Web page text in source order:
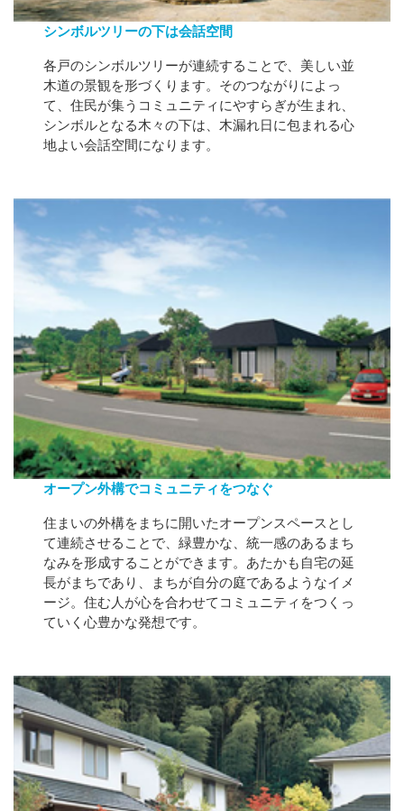
シンボルツリーの下は会話空間
各戸のシンボルツリーが連続することで、美しい並
木道の景観を形づくります。そのつながりによっ
て、住民が集うコミュニティにやすらぎが生まれ、
シンボルとなる木々の下は、木漏れ日に包まれる心
地よい会話空間になります。
オープン外構でコミュニティをつなぐ
住まいの外構をまちに開いたオープンスペースとし
て連続させることで、緑豊かな、統一感のあるまち
なみを形成することができます。あたかも自宅の延
長がまちであり、まちが自分の庭であるようなイメ
ージ。住む人が心を合わせてコミュニティをつくっ
ていく心豊かな発想です。